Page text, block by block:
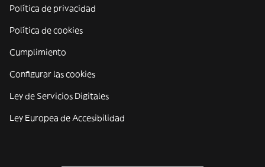
Política de privacidad
Política de cookies
Cumplimiento
Configurar las cookies
Ley de Servicios Digitales
Ley Europea de Accesibilidad